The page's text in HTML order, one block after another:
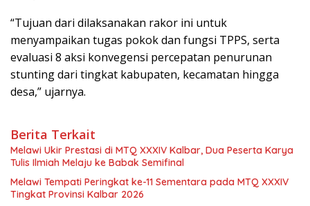
“Tujuan dari dilaksanakan rakor ini untuk
menyampaikan tugas pokok dan fungsi TPPS, serta
evaluasi 8 aksi konvegensi percepatan penurunan
stunting dari tingkat kabupaten, kecamatan hingga
desa,” ujarnya.
Berita Terkait
Melawi Ukir Prestasi di MTQ XXXIV Kalbar, Dua Peserta Karya
Tulis Ilmiah Melaju ke Babak Semifinal
Melawi Tempati Peringkat ke-11 Sementara pada MTQ XXXIV
Tingkat Provinsi Kalbar 2026